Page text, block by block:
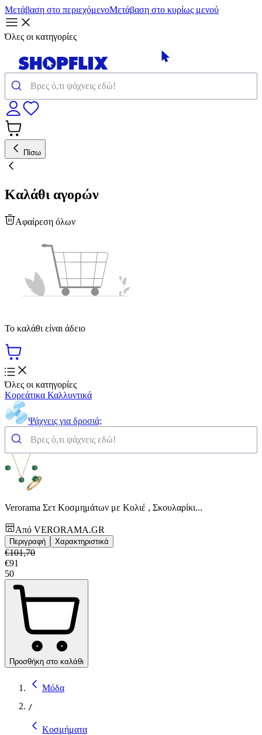
Μετάβαση στο περιεχόμενοΜετάβαση στο κυρίως μενού
Όλες οι κατηγορίες
Πίσω
Καλάθι αγορών
Αφαίρεση όλων
Το καλάθι είναι άδειο
Όλες οι κατηγορίες
Κορεάτικα Καλλυντικά
Ψάχνεις για δροσιά;
Verorama Σετ Κοσμημάτων με Κολιέ , Σκουλαρίκι...
Από VERORAMA.GR
Περιγραφή Χαρακτηριστικά
€101,70
€91
50
Προσθήκη στο καλάθι
Μόδα
/
Κοσμήματα